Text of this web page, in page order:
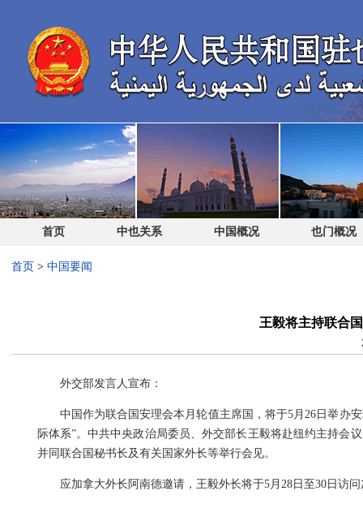
首页 中也关系 中国概况 也门概况
首页 > 中国要闻
王毅将主持联合
外交部发言人宣布：
中国作为联合国安理会本月轮值主席国，将于5月26日举办
际体系”。中共中央政治局委员、外交部长王毅将赴纽约主持会
并同联合国秘书长及有关国家外长等举行会见。
应加拿大外长阿南德邀请，王毅外长将于5月28日至30日访